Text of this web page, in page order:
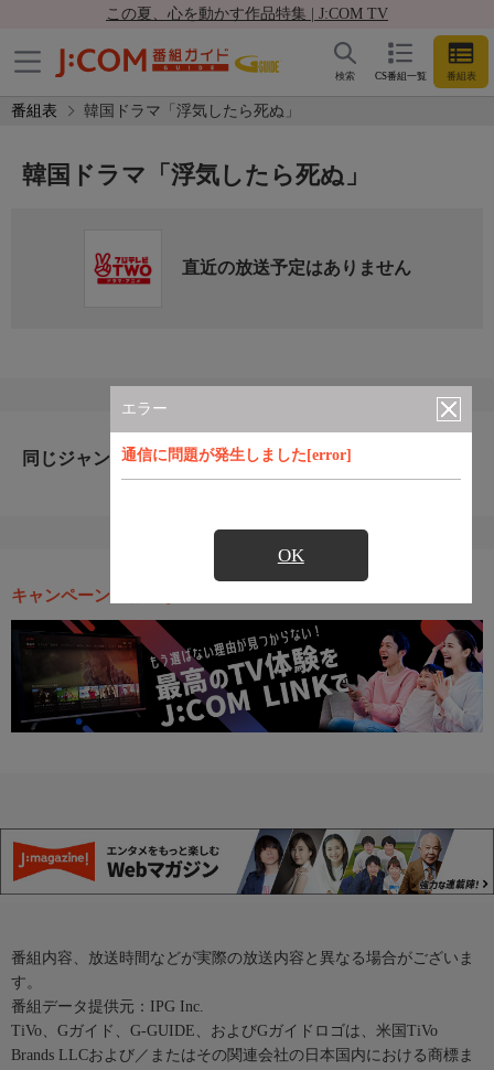
この夏、心を動かす作品特集 | J:COM TV
CS番組一覧 番組表
検索
番組表 韓国ドラマ「浮気したら死ぬ」
エラー
通信に問題が発生しました[error]
OK
韓国ドラマ「浮気したら死ぬ」
直近の放送予定はありません
同じジャンルのおすすめ番組
キャンペーン・お得な情報
番組内容、放送時間などが実際の放送内容と異なる場合がございま
す。
番組データ提供元：IPG Inc.
TiVo、Gガイド、G-GUIDE、およびGガイドロゴは、米国TiVo
Brands LLCおよび／またはその関連会社の日本国内における商標ま